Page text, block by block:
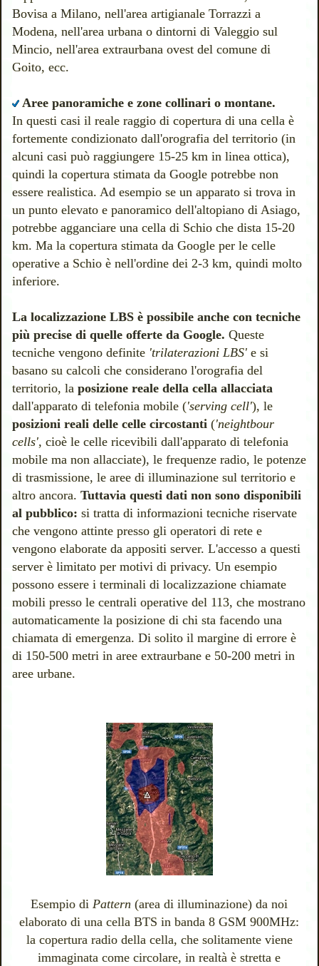
Bovisa a Milano, nell'area artigianale Torrazzi a
Modena, nell'area urbana o dintorni di Valeggio sul
Mincio, nell'area extraurbana ovest del comune di
Goito, ecc.
Aree panoramiche e zone collinari o montane.
In questi casi il reale raggio di copertura di una cella è
fortemente condizionato dall'orografia del territorio (in
alcuni casi può raggiungere 15-25 km in linea ottica),
quindi la copertura stimata da Google potrebbe non
essere realistica. Ad esempio se un apparato si trova in
un punto elevato e panoramico dell'altopiano di Asiago,
potrebbe agganciare una cella di Schio che dista 15-20
km. Ma la copertura stimata da Google per le celle
operative a Schio è nell'ordine dei 2-3 km, quindi molto
inferiore.
La localizzazione LBS è possibile anche con tecniche
più precise di quelle offerte da Google. Queste
tecniche vengono definite 'trilaterazioni LBS' e si
basano su calcoli che considerano l'orografia del
territorio, laposizione reale della cella allacciata
dall'apparato di telefonia mobile ('serving cell'), le
posizioni reali delle celle circostanti('neightbour
cells', cioè le celle ricevibili dall'apparato di telefonia
mobile ma non allacciate), le frequenze radio, le potenze
di trasmissione, le aree di illuminazione sul territorio e
altro ancora.Tuttavia questi dati non sono disponibili
al pubblico:si tratta di informazioni tecniche riservate
che vengono attinte presso gli operatori di rete e
vengono elaborate da appositi server. L'accesso a questi
server è limitato per motivi di privacy. Un esempio
possono essere i terminali di localizzazione chiamate
mobili presso le centrali operative del 113, che mostrano
automaticamente la posizione di chi sta facendo una
chiamata di emergenza. Di solito il margine di errore è
di 150-500 metri in aree extraurbane e 50-200 metri in
aree urbane.
Esempio diPattern (area di illuminazione) da noi
elaborato di una cella BTS in banda 8 GSM 900MHz:
la copertura radio della cella, che solitamente viene
immaginata come circolare, in realtà è stretta e